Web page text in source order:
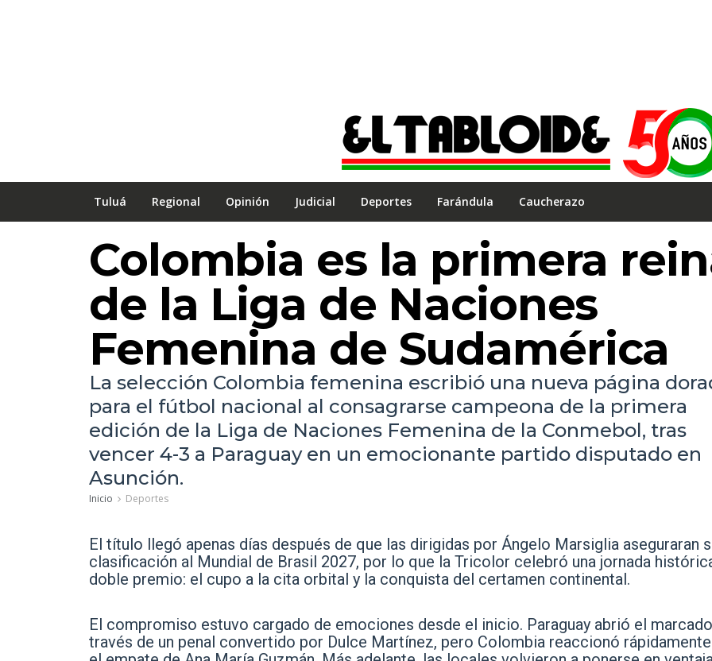
Tuluá Regional Opinión Judicial Deportes Farándula Caucherazo
Colombia es la primera
de la Liga de Naciones
Femenina de Sudamérica
La selección Colombia femenina escribió una nueva página
para el fútbol nacional al consagrarse campeona de la primera
edición de la Liga de Naciones Femenina de la Conmebol, tras
vencer 4-3 a Paraguay en un emocionante partido disputado en
Asunción.
Inicio Deportes
El título llegó apenas días después de que las dirigidas por Ángelo Marsiglia aseguraran
clasificación al Mundial de Brasil 2027, por lo que la Tricolor celebró una jornada
doble premio: el cupo a la cita orbital y la conquista del certamen continental.
El compromiso estuvo cargado de emociones desde el inicio. Paraguay abrió el
través de un penal convertido por Dulce Martínez, pero Colombia reaccionó